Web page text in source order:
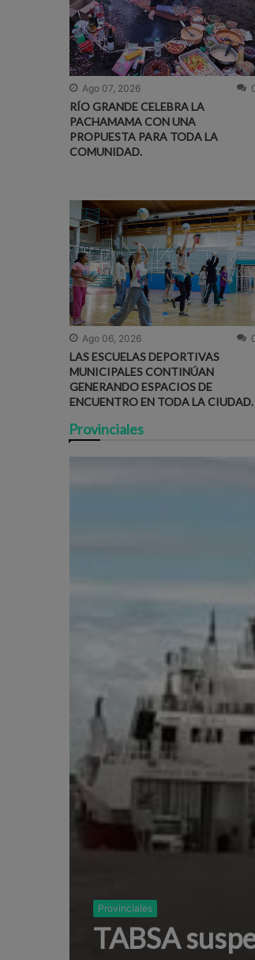
Ago 07, 2026
RÍO GRANDE CELEBRA LA
PACHAMAMA CON UNA
PROPUESTA PARA TODA LA
COMUNIDAD.
Ago 06, 2026
LAS ESCUELAS DEPORTIVAS
MUNICIPALES CONTINÚAN
GENERANDO ESPACIOS DE
ENCUENTRO EN TODA LA CIUDAD.
Provinciales
Provinciales
TABSA